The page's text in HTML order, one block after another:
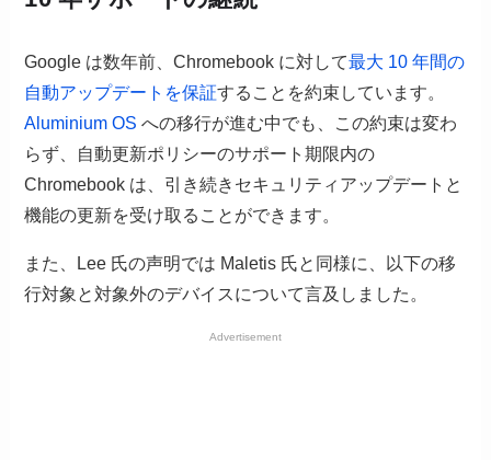
Google は数年前、Chromebook に対して最大 10 年間の
自動アップデートを保証することを約束しています。
Aluminium OS への移行が進む中でも、この約束は変わ
らず、自動更新ポリシーのサポート期限内の
Chromebook は、引き続きセキュリティアップデートと
機能の更新を受け取ることができます。
また、Lee 氏の声明では Maletis 氏と同様に、以下の移
行対象と対象外のデバイスについて言及しました。
Advertisement